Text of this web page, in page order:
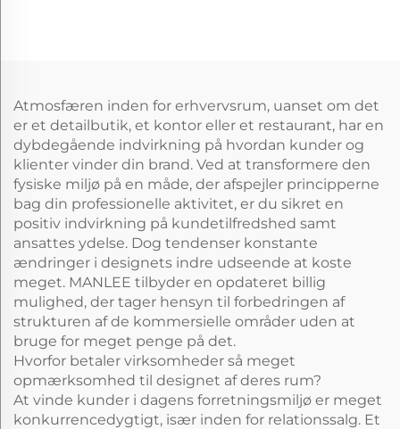
Atmosfæren inden for erhvervsrum, uanset om det
er et detailbutik, et kontor eller et restaurant, har en
dybdegående indvirkning på hvordan kunder og
klienter vinder din brand. Ved at transformere den
fysiske miljø på en måde, der afspejler principperne
bag din professionelle aktivitet, er du sikret en
positiv indvirkning på kundetilfredshed samt
ansattes ydelse. Dog tendenser konstante
ændringer i designets indre udseende at koste
meget. MANLEE tilbyder en opdateret billig
mulighed, der tager hensyn til forbedringen af
strukturen af de kommersielle områder uden at
bruge for meget penge på det.
Hvorfor betaler virksomheder så meget
opmærksomhed til designet af deres rum?
At vinde kunder i dagens forretningsmiljø er meget
konkurrencedygtigt, især inden for relationssalg. Et